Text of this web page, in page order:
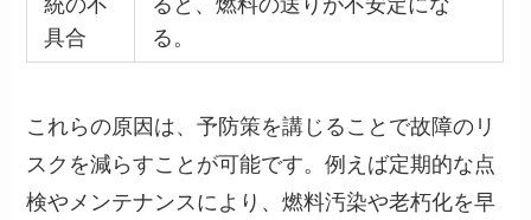
具合
る。
これらの原因は、予防策を講じることで故障のリ
スクを減らすことが可能です。例えば定期的な点
検やメンテナンスにより、燃料汚染や老朽化を早